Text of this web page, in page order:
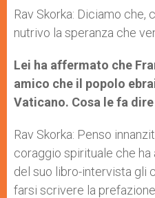
Rav Skorka: Diciamo che,
nutrivo la speranza che
Lei ha affermato che
amico che il popolo
Vaticano. Cosa le fa
Rav Skorka: Penso
coraggio spirituale che
del suo libro-intervista gli
farsi scrivere la